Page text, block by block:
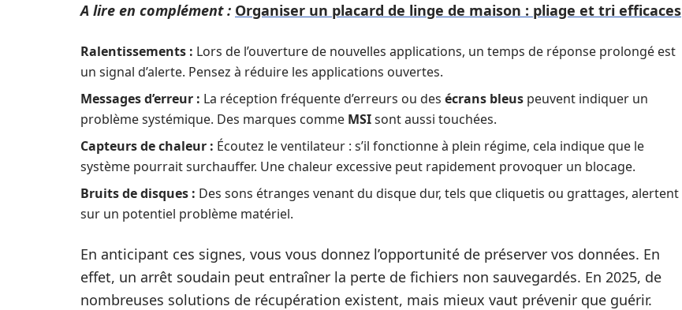
A lire en complément : Organiser un placard de linge de maison : pliage et tri efficaces
Ralentissements : Lors de l’ouverture de nouvelles applications, un temps de réponse prolongé est
un signal d’alerte. Pensez à réduire les applications ouvertes.
Messages d’erreur : La réception fréquente d’erreurs ou des écrans bleus peuvent indiquer un
problème systémique. Des marques comme MSIsont aussi touchées.
Capteurs de chaleur : Écoutez le ventilateur : s’il fonctionne à plein régime, cela indique que le
système pourrait surchauffer. Une chaleur excessive peut rapidement provoquer un blocage.
Bruits de disques : Des sons étranges venant du disque dur, tels que cliquetis ou grattages, alertent
sur un potentiel problème matériel.
En anticipant ces signes, vous vous donnez l’opportunité de préserver vos données. En
effet, un arrêt soudain peut entraîner la perte de fichiers non sauvegardés. En 2025, de
nombreuses solutions de récupération existent, mais mieux vaut prévenir que guérir.